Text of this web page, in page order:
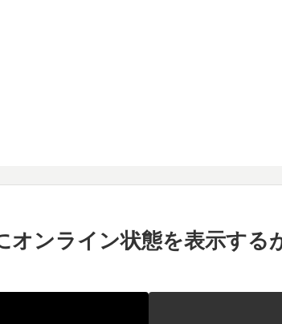
オンライン状態を表示する